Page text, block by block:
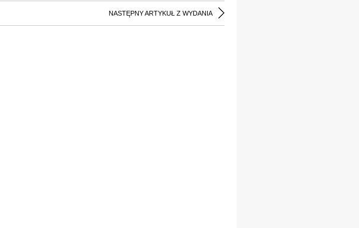
NASTĘPNY ARTYKUŁ Z WYDANIA